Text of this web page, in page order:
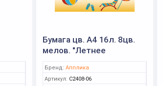
Бумага цв. А4 16л. 8цв.
мелов. "Летнее
Бренд: Апплика
Артикул: С2408-06